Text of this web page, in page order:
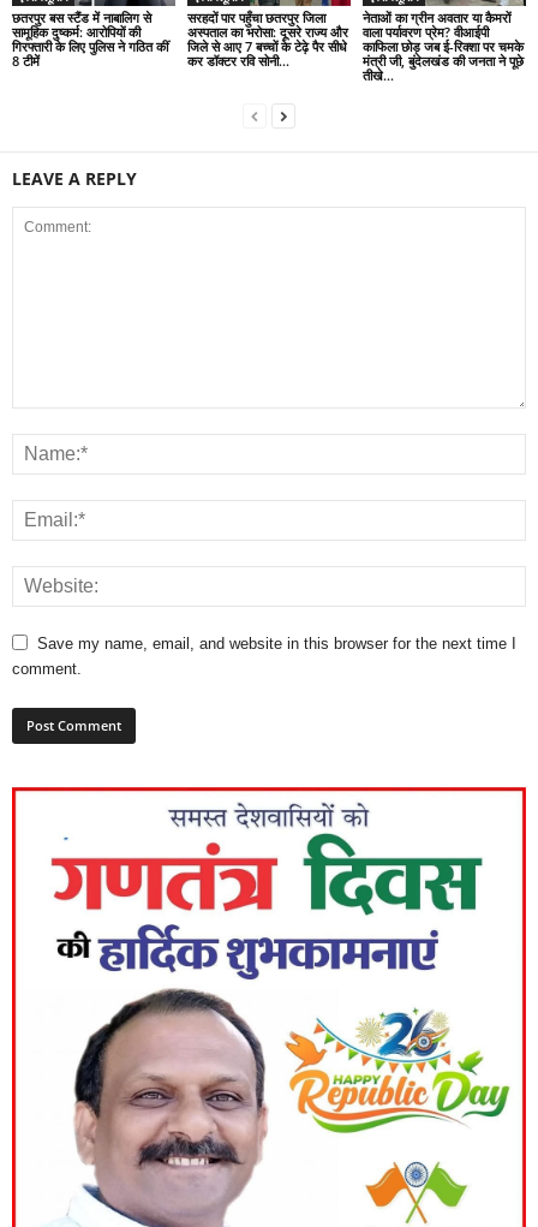
छतरपुर बस स्टैंड में नाबालिग से
सामूहिक दुष्कर्म: आरोपियों की
गिरफ्तारी के लिए पुलिस ने गठित कीं
8 टीमें
सरहदों पार पहुँचा छतरपुर जिला
अस्पताल का भरोसा: दूसरे राज्य और
जिले से आए 7 बच्चों के टेढ़े पैर सीधे
कर डॉक्टर रवि सोनी...
नेताओं का ग्रीन अवतार या कैमरों
वाला पर्यावरण प्रेम? वीआईपी
काफिला छोड़ जब ई-रिक्शा पर चमके
मंत्री जी, बुंदेलखंड की जनता ने पूछे
तीखे...
LEAVE A REPLY
Save my name, email, and website in this browser for the next time I
comment.